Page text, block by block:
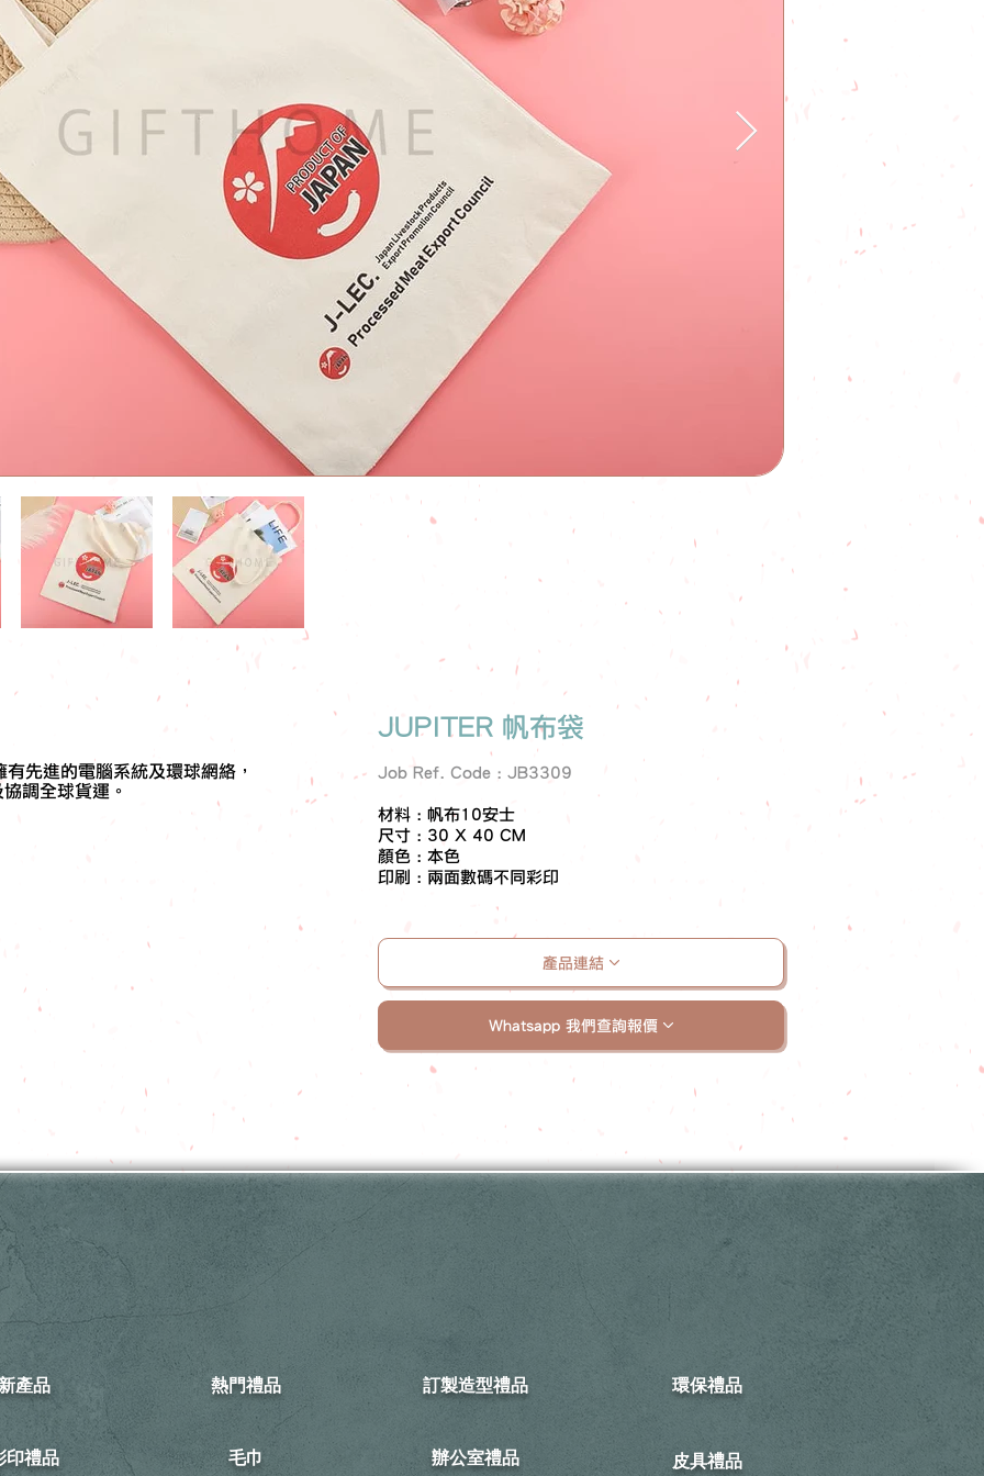
有先進的電腦系統及環球網絡，
調全球貨運。
JUPITER 帆布袋
Job Ref. Code : JB3309
材料 : 帆布10安士
尺寸 : 30 X 40 CM
顏色 : 本色
印刷 : 兩面數碼不同彩印
產品連結
Whatsapp 我們查詢報價
產品
印禮品
熱門禮品
毛巾
訂製造型禮品
​辦公室禮品
環保禮品
皮具禮品